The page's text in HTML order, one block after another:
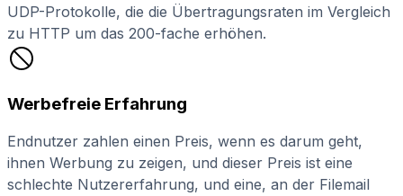
UDP-Protokolle, die die Übertragungsraten im Vergleich
zu HTTP um das 200-fache erhöhen.
Werbefreie Erfahrung
Endnutzer zahlen einen Preis, wenn es darum geht,
ihnen Werbung zu zeigen, und dieser Preis ist eine
schlechte Nutzererfahrung, und eine, an der Filemail